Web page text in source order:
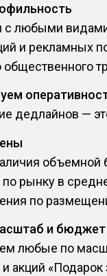
с любыми
и рекламных
общественного
дедлайнов —
объемной
рынку в
по
и бюджет
любые по
и акций